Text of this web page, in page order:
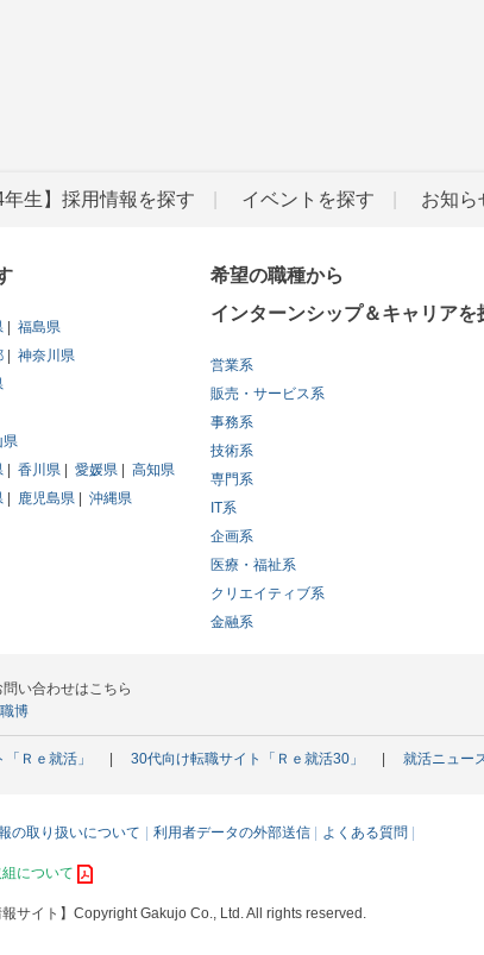
年生】採用情報を探す イベントを探す お知ら
福島県
神奈川県
県
香川県 愛媛県
高知県
鹿児島県
沖縄県
希望の職種から
インターンシップ＆キャリアを
営業系
販売・サービス系
事務系
技術系
専門系
IT系
企画系
医療・福祉系
クリエイティブ系
金融系
い合わせはこちら
博
Ｒｅ就活」 30代向け転職サイト「Ｒｅ就活30」 就活ニュー
の取り扱いについて 利用者データの外部送信 よくある質問
について
サイト】 Copyright Gakujo Co., Ltd. All rights reserved.